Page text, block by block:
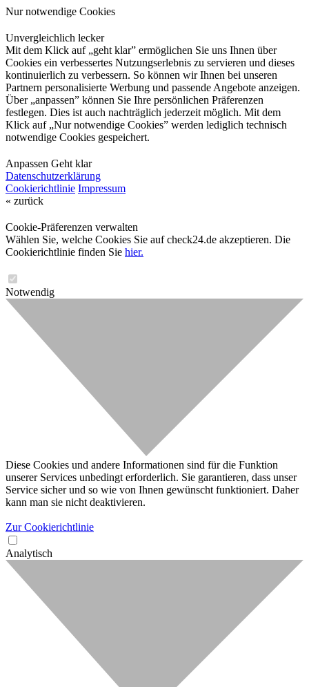
Nur notwendige Cookies
Unvergleichlich lecker
Mit dem Klick auf „geht klar” ermöglichen Sie uns Ihnen über
Cookies ein verbessertes Nutzungserlebnis zu servieren und dieses
kontinuierlich zu verbessern. So können wir Ihnen bei unseren
Partnern personalisierte Werbung und passende Angebote anzeigen.
Über „anpassen” können Sie Ihre persönlichen Präferenzen
festlegen. Dies ist auch nachträglich jederzeit möglich. Mit dem
Klick auf „Nur notwendige Cookies” werden lediglich technisch
notwendige Cookies gespeichert.
Anpassen Geht klar
Datenschutzerklärung
Cookierichtlinie Impressum
« zurück
Cookie-Präferenzen verwalten
Wählen Sie, welche Cookies Sie auf check24.de akzeptieren. Die
Cookierichtlinie finden Sie hier.
Notwendig
Diese Cookies und andere Informationen sind für die Funktion
unserer Services unbedingt erforderlich. Sie garantieren, dass unser
Service sicher und so wie von Ihnen gewünscht funktioniert. Daher
kann man sie nicht deaktivieren.
Zur Cookierichtlinie
Analytisch